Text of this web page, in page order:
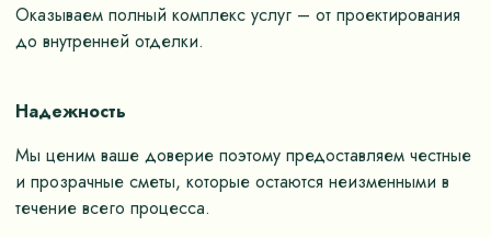
Оказываем полный комплекс услуг – от проектирования
до внутренней отделки.
Надежность
Мы ценим ваше доверие поэтому предоставляем честные
и прозрачные сметы, которые остаются неизменными в
течение всего процесса.